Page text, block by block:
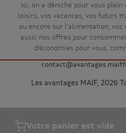
Votre panier est vide
Ici, on a déniché pour vous plein
loisirs, vos vacances, vos futurs
ou encore sur l’alimentation, vos
aussi nos offres pour
d’économies pour vous,
Les avantages MAIF, 2026